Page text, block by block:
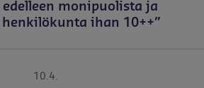
edelleen monipuolista ja
ihan 10++”
10.4.